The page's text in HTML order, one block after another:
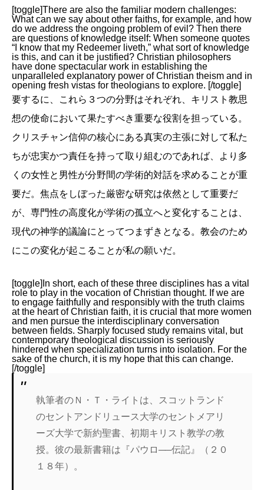
[toggle]There are also the familiar modern challenges:
What can we say about other faiths, for example, and how
do we address the ongoing problem of evil? Then there
are questions of knowledge itself: When someone quotes
“I know that my Redeemer liveth,” what sort of knowledge
is this, and can it be justified? Christian philosophers
have done spectacular work in establishing the
unparalleled explanatory power of Christian theism and in
opening fresh vistas for theologians to explore. [/toggle]
要するに、これら３つの分野はそれぞれ、キリスト教思
想の使命において果たすべき重要な役割を担っている。
クリスチャン信仰の核心にある真実の主張に対して私た
ちが忠実かつ責任を持って取り組むのであれば、より多
くの女性と男性が分野間の学術的対話を求めることが重
要だ。焦点をしぼった厳密な研究は依然として重要だ
が、専門性の高度化が学術の孤立へと変化することは、
現代の神学的議論にとってつまずきとなる。教会のため
にこの変化が起こることが私の願いだ。
[toggle]In short, each of these three disciplines has a vital
role to play in the vocation of Christian thought. If we are
to engage faithfully and responsibly with the truth claims
at the heart of Christian faith, it is crucial that more women
and men pursue the interdisciplinary conversation
between fields. Sharply focused study remains vital, but
contemporary theological discussion is seriously
hindered when specialization turns into isolation. For the
sake of the church, it is my hope that this can change.
[/toggle]
執筆者のＮ・Ｔ・ライトは、スコットランド
のセントアンドリュース大学のセントメアリ
ーズ大学で新約聖書、初期キリスト教学の教
授。彼の最新書籍は『パウロ──伝記』（２０
１８年）。